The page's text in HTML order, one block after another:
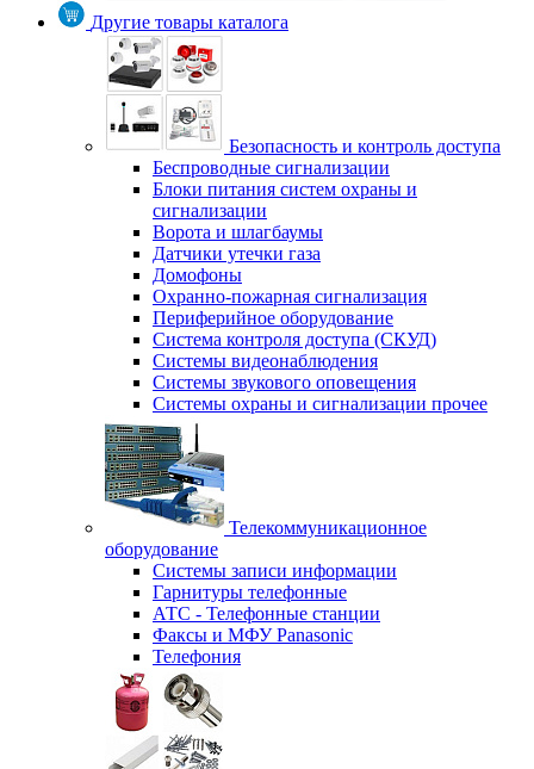
Другие товары каталога
Безопасность и контроль доступа
Беспроводные сигнализации
Блоки питания систем охраны и
сигнализации
Ворота и шлагбаумы
Датчики утечки газа
Домофоны
Охранно-пожарная сигнализация
Периферийное оборудование
Система контроля доступа (СКУД)
Системы видеонаблюдения
Системы звукового оповещения
Системы охраны и сигнализации прочее
Телекоммуникационное
оборудование
Системы записи информации
Гарнитуры телефонные
АТС - Телефонные станции
Факсы и МФУ Panasonic
Телефония